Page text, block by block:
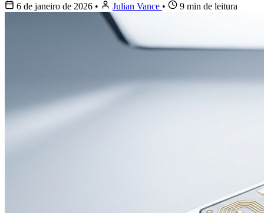
6 de janeiro de 2026 • Julian Vance • 9 min de leitura